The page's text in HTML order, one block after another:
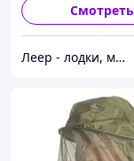
Смотреть
Леер - лодки, моторы, всё для отдыха